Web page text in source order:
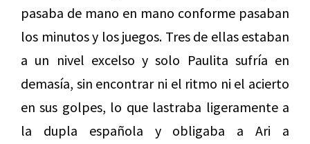
pasaba de mano en mano conforme pasaban
los minutos y los juegos. Tres de ellas estaban
a un nivel excelso y solo Paulita sufría en
demasía, sin encontrar ni el ritmo ni el acierto
en sus golpes, lo que lastraba ligeramente a
la dupla española y obligaba a Ari a